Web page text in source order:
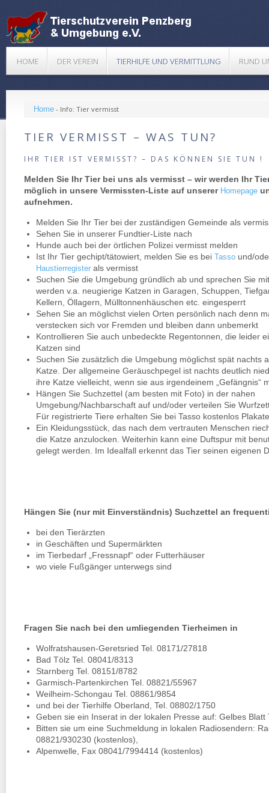
HOME DER VEREIN TIERHILFE UND VERMITTLUNG RUND
Home - Info: Tier vermisst
TIER VERMISST – WAS TUN?
IHR TIER IST VERMISST? – DAS KÖNNEN SIE TUN !
Melden Sie Ihr Tier bei uns als vermisst – wir werden Ihr
möglich in unsere Vermissten-Liste auf unserer Homepage
aufnehmen.
Melden Sie Ihr Tier bei der zuständigen Gemeinde als
Sehen Sie in unserer Fundtier-Liste nach
Hunde auch bei der örtlichen Polizei vermisst melden
Ist Ihr Tier gechipt/tätowiert, melden Sie es bei Tasso und/
Haustierregister als vermisst
Suchen Sie die Umgebung gründlich ab und sprechen Sie
werden v.a. neugierige Katzen in Garagen, Schuppen,
Kellern, Öllagern, Mülltonnenhäuschen etc. eingesperrt
Sehen Sie an möglichst vielen Orten persönlich nach denn
verstecken sich vor Fremden und bleiben dann unbemerkt
Kontrollieren Sie auch unbedeckte Regentonnen, die leider
Katzen sind
Suchen Sie zusätzlich die Umgebung möglichst spät nachts
Katze. Der allgemeine Geräuschpegel ist nachts deutlich
ihre Katze vielleicht, wenn sie aus irgendeinem „Gefängnis“
Hängen Sie Suchzettel (am besten mit Foto) in der nahen
Umgebung/Nachbarschaft auf und/oder verteilen Sie
Für registrierte Tiere erhalten Sie bei Tasso kostenlos
Ein Kleidungsstück, das nach dem vertrauten Menschen
die Katze anzulocken. Weiterhin kann eine Duftspur mit
gelegt werden. Im Idealfall erkennt das Tier seinen eigenen
Hängen Sie (nur mit Einverständnis) Suchzettel an
bei den Tierärzten
in Geschäften und Supermärkten
im Tierbedarf „Fressnapf“ oder Futterhäuser
wo viele Fußgänger unterwegs sind
Fragen Sie nach bei den umliegenden Tierheimen in
Wolfratshausen-Geretsried Tel. 08171/27818
Bad Tölz Tel. 08041/8313
Starnberg Tel. 08151/8782
Garmisch-Partenkirchen Tel. 08821/55967
Weilheim-Schongau Tel. 08861/9854
und bei der Tierhilfe Oberland, Tel. 08802/1750
Geben sie ein Inserat in der lokalen Presse auf: Gelbes Blatt
Bitten sie um eine Suchmeldung in lokalen Radiosendern:
08821/930230 (kostenlos),
Alpenwelle, Fax 08041/7994414 (kostenlos)